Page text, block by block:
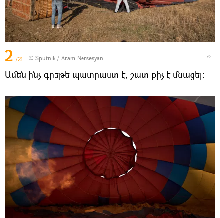
2 /21 © Sputnik / Aram Nersesyan
Ամեն ինչ գրեթե պատրաստ է, շատ քիչ է մնացել։